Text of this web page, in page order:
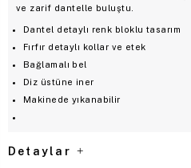
ve zarif dantelle buluştu.
Dantel detaylı renk bloklu tasarım
Fırfır detaylı kollar ve etek
Bağlamalı bel
Diz üstüne iner
Makinede yıkanabilir
Detaylar